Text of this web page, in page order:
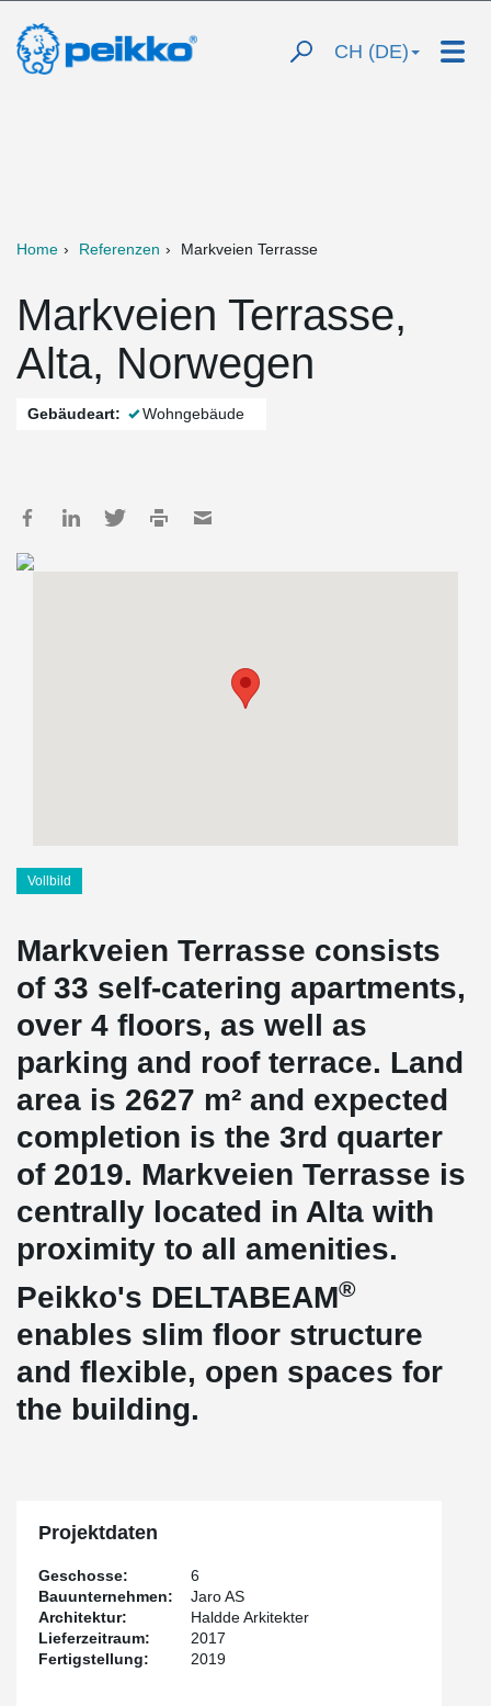
CH (DE)
Home Referenzen Markveien Terrasse
Markveien Terrasse,
Alta, Norwegen
Gebäudeart: Wohngebäude
Vollbild
Markveien Terrasse consists
of 33 self-catering apartments,
over 4 floors, as well as
parking and roof terrace. Land
area is 2627 m² and expected
completion is the 3rd quarter
of 2019. Markveien Terrasse is
centrally located in Alta with
proximity to all amenities.
Peikko's DELTABEAM®
enables slim floor structure
and flexible, open spaces for
the building.
Projektdaten
Geschosse:
6
Bauunternehmen:
Jaro AS
Architektur:
Haldde Arkitekter
Lieferzeitraum:
2017
Fertigstellung:
2019